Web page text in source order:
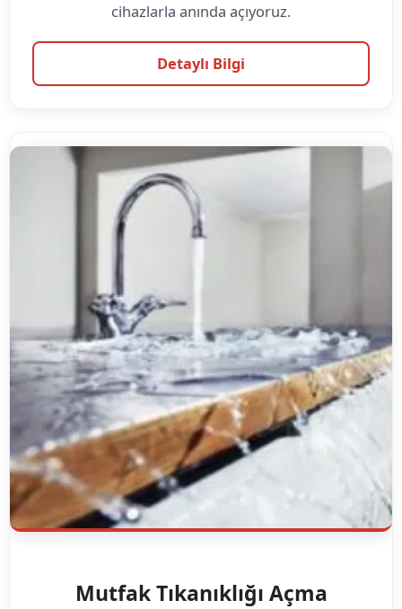
cihazlarla anında açıyoruz.
Detaylı Bilgi
Mutfak Tıkanıklığı Açma